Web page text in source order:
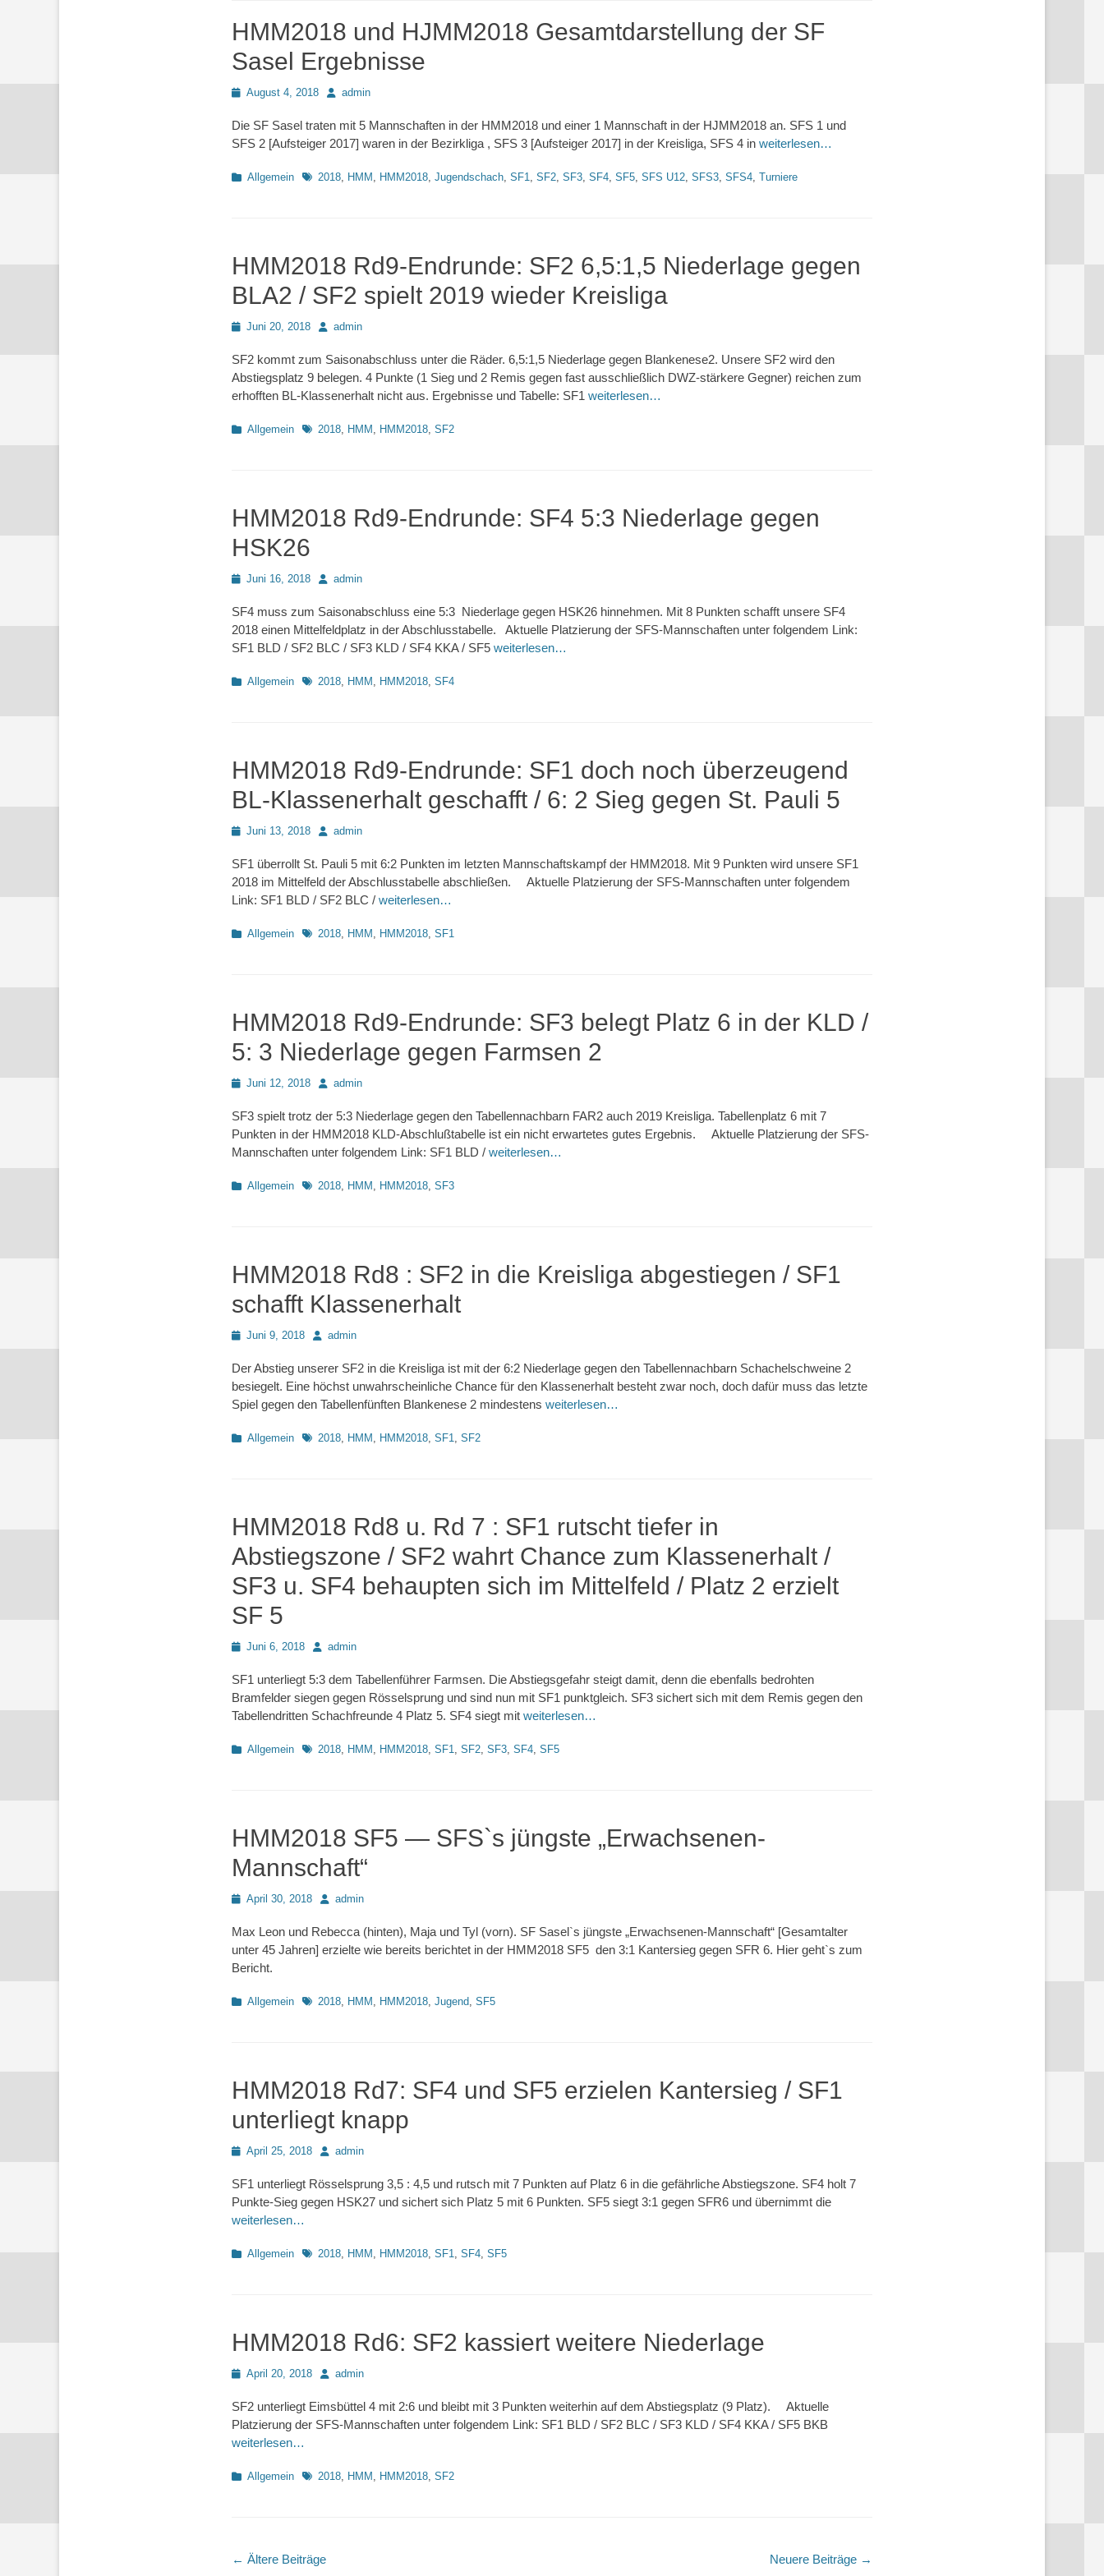
HMM2018 und HJMM2018 Gesamtdarstellung der SF
Sasel Ergebnisse
PostedAugust 4, 2018 Autoradmin
Die SF Sasel traten mit 5 Mannschaften in der HMM2018 und einer 1 Mannschaft in der HJMM2018 an. SFS 1 und
SFS 2 [Aufsteiger 2017] waren in der Bezirkliga , SFS 3 [Aufsteiger 2017] in der Kreisliga, SFS 4 in weiterlesen…
Kategorien
Allgemein Schlagworte
2018, HMM , HMM2018, Jugendschach, SF1, SF2, SF3, SF4, SF5, SFS U12, SFS3, SFS4, Turniere
HMM2018 Rd9-Endrunde: SF2 6,5:1,5 Niederlage gegen
BLA2 / SF2 spielt 2019 wieder Kreisliga
PostedJuni 20, 2018 Autoradmin
SF2 kommt zum Saisonabschluss unter die Räder. 6,5:1,5 Niederlage gegen Blankenese2. Unsere SF2 wird den
Abstiegsplatz 9 belegen. 4 Punkte (1 Sieg und 2 Remis gegen fast ausschließlich DWZ-stärkere Gegner) reichen zum
erhofften BL-Klassenerhalt nicht aus. Ergebnisse und Tabelle: SF1 weiterlesen…
Kategorien
Allgemein Schlagworte
2018, HMM , HMM2018, SF2
HMM2018 Rd9-Endrunde: SF4 5:3 Niederlage gegen
HSK26
PostedJuni 16, 2018 Autoradmin
SF4 muss zum Saisonabschluss eine 5:3 Niederlage gegen HSK26 hinnehmen. Mit 8 Punkten schafft unsere SF4
2018 einen Mittelfeldplatz in der Abschlusstabelle. Aktuelle Platzierung der SFS-Mannschaften unter folgendem Link:
SF1 BLD / SF2 BLC / SF3 KLD / SF4 KKA / SF5 weiterlesen…
Kategorien
Allgemein Schlagworte
2018, HMM , HMM2018, SF4
HMM2018 Rd9-Endrunde: SF1 doch noch überzeugend
BL-Klassenerhalt geschafft / 6: 2 Sieg gegen St. Pauli 5
PostedJuni 13, 2018 Autoradmin
SF1 überrollt St. Pauli 5 mit 6:2 Punkten im letzten Mannschaftskampf der HMM2018. Mit 9 Punkten wird unsere SF1
2018 im Mittelfeld der Abschlusstabelle abschließen. Aktuelle Platzierung der SFS-Mannschaften unter folgendem
Link: SF1 BLD / SF2 BLC / weiterlesen…
Kategorien
Allgemein Schlagworte
2018, HMM , HMM2018, SF1
HMM2018 Rd9-Endrunde: SF3 belegt Platz 6 in der KLD /
5: 3 Niederlage gegen Farmsen 2
PostedJuni 12, 2018 Autoradmin
SF3 spielt trotz der 5:3 Niederlage gegen den Tabellennachbarn FAR2 auch 2019 Kreisliga. Tabellenplatz 6 mit 7
Punkten in der HMM2018 KLD-Abschlußtabelle ist ein nicht erwartetes gutes Ergebnis. Aktuelle Platzierung der SFS-
Mannschaften unter folgendem Link: SF1 BLD / weiterlesen…
Kategorien
Allgemein Schlagworte
2018, HMM , HMM2018, SF3
HMM2018 Rd8 : SF2 in die Kreisliga abgestiegen / SF1
schafft Klassenerhalt
PostedJuni 9, 2018 Autoradmin
Der Abstieg unserer SF2 in die Kreisliga ist mit der 6:2 Niederlage gegen den Tabellennachbarn Schachelschweine 2
besiegelt. Eine höchst unwahrscheinliche Chance für den Klassenerhalt besteht zwar noch, doch dafür muss das letzte
Spiel gegen den Tabellenfünften Blankenese 2 mindestens weiterlesen…
Kategorien
Allgemein Schlagworte
2018, HMM , HMM2018, SF1, SF2
HMM2018 Rd8 u. Rd 7 : SF1 rutscht tiefer in
Abstiegszone / SF2 wahrt Chance zum Klassenerhalt /
SF3 u. SF4 behaupten sich im Mittelfeld / Platz 2 erzielt
SF 5
PostedJuni 6, 2018 Autoradmin
SF1 unterliegt 5:3 dem Tabellenführer Farmsen. Die Abstiegsgefahr steigt damit, denn die ebenfalls bedrohten
Bramfelder siegen gegen Rösselsprung und sind nun mit SF1 punktgleich. SF3 sichert sich mit dem Remis gegen den
Tabellendritten Schachfreunde 4 Platz 5. SF4 siegt mit weiterlesen…
Kategorien
Allgemein Schlagworte
2018, HMM , HMM2018, SF1, SF2, SF3, SF4, SF5
HMM2018 SF5 — SFS`s jüngste „Erwachsenen-
Mannschaft“
PostedApril 30, 2018 Autoradmin
Max Leon und Rebecca (hinten), Maja und Tyl (vorn). SF Sasel`s jüngste „Erwachsenen-Mannschaft“ [Gesamtalter
unter 45 Jahren] erzielte wie bereits berichtet in der HMM2018 SF5 den 3:1 Kantersieg gegen SFR 6. Hier geht`s zum
Bericht.
Kategorien
Allgemein Schlagworte
2018, HMM , HMM2018, Jugend, SF5
HMM2018 Rd7: SF4 und SF5 erzielen Kantersieg / SF1
unterliegt knapp
PostedApril 25, 2018 Autoradmin
SF1 unterliegt Rösselsprung 3,5 : 4,5 und rutsch mit 7 Punkten auf Platz 6 in die gefährliche Abstiegszone. SF4 holt 7
Punkte-Sieg gegen HSK27 und sichert sich Platz 5 mit 6 Punkten. SF5 siegt 3:1 gegen SFR6 und übernimmt die
weiterlesen…
Kategorien
Allgemein Schlagworte
2018, HMM , HMM2018, SF1, SF4, SF5
HMM2018 Rd6: SF2 kassiert weitere Niederlage
PostedApril 20, 2018 Autoradmin
SF2 unterliegt Eimsbüttel 4 mit 2:6 und bleibt mit 3 Punkten weiterhin auf dem Abstiegsplatz (9 Platz). Aktuelle
Platzierung der SFS-Mannschaften unter folgendem Link: SF1 BLD / SF2 BLC / SF3 KLD / SF4 KKA / SF5 BKB
weiterlesen…
Kategorien
Allgemein Schlagworte
2018, HMM , HMM2018, SF2
Beitragsnavigation
← Ältere Beiträge Neuere Beiträge →